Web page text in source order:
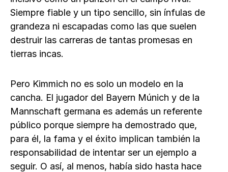
Siempre fiable y un tipo sencillo, sin ínfulas de
grandeza ni escapadas como las que suelen
destruir las carreras de tantas promesas en
tierras incas.
Pero Kimmich no es solo un modelo en la
cancha. El jugador del Bayern Múnich y de la
Mannschaft germana es además un referente
público porque siempre ha demostrado que,
para él, la fama y el éxito implican también la
responsabilidad de intentar ser un ejemplo a
seguir. O así, al menos, había sido hasta hace